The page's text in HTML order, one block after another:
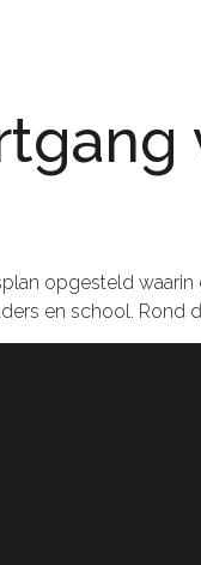
opgesteld
en school. Rond